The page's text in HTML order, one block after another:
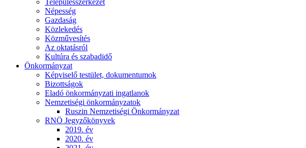
Településszerkezet
Népesség
Gazdaság
Közlekedés
Közművesítés
Az oktatásról
Kultúra és szabadidő
Önkormányzat
Képviselő testület, dokumentumok
Bizottságok
Eladó önkormányzati ingatlanok
Nemzetiségi önkormányzatok
Ruszin Nemzetiségi Önkormányzat
RNÖ Jegyzőkönyvek
2019. év
2020. év